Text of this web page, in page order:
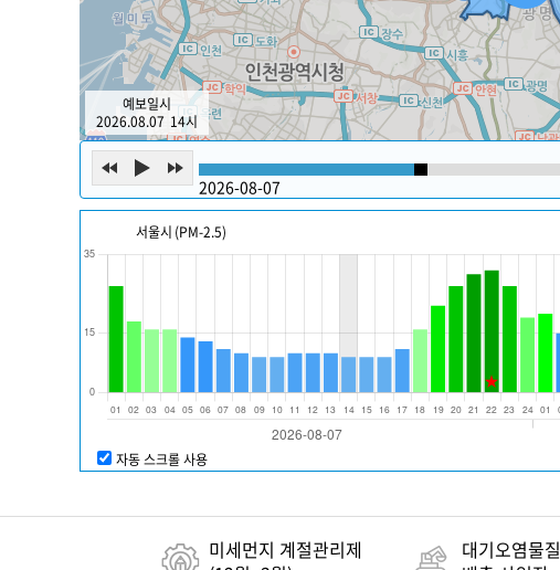
예보일시
2026.08.07 14시
2026-08-07
서울시 (PM-2.5)
자동 스크롤 사용
미세먼지 계절관리제
대기오염물질